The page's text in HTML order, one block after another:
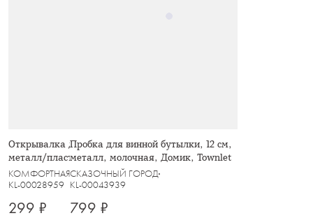
Открывалка для бутылок, 20 см,
металл/пластик, графитовая, Multi
КОМФОРТНАЯ КУХНЯ
KL-00028959
299 ₽
Пробка для винной бутылки, 12 см,
металл, молочная, Домик, Townlet
СКАЗОЧНЫЙ ГОРОД
KL-00043939
799 ₽